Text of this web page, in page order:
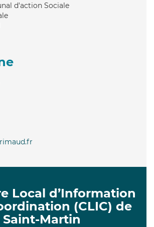
d'action Sociale
Local d’Information
(CLIC) de
Saint-Martin